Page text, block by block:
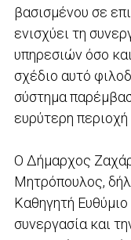
βασισμένου σε
ενισχύει τη
υπηρεσιών όσο
σχέδιο αυτό
σύστημα
ευρύτερη περιοχή
Ο Δήμαρχος
Μητρόπουλος,
Καθηγητή
συνεργασία και